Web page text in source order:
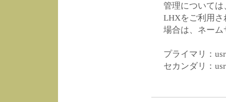
管理について
LHXをご利用
場合は、ネー
プライマリ：
セカンダリ：